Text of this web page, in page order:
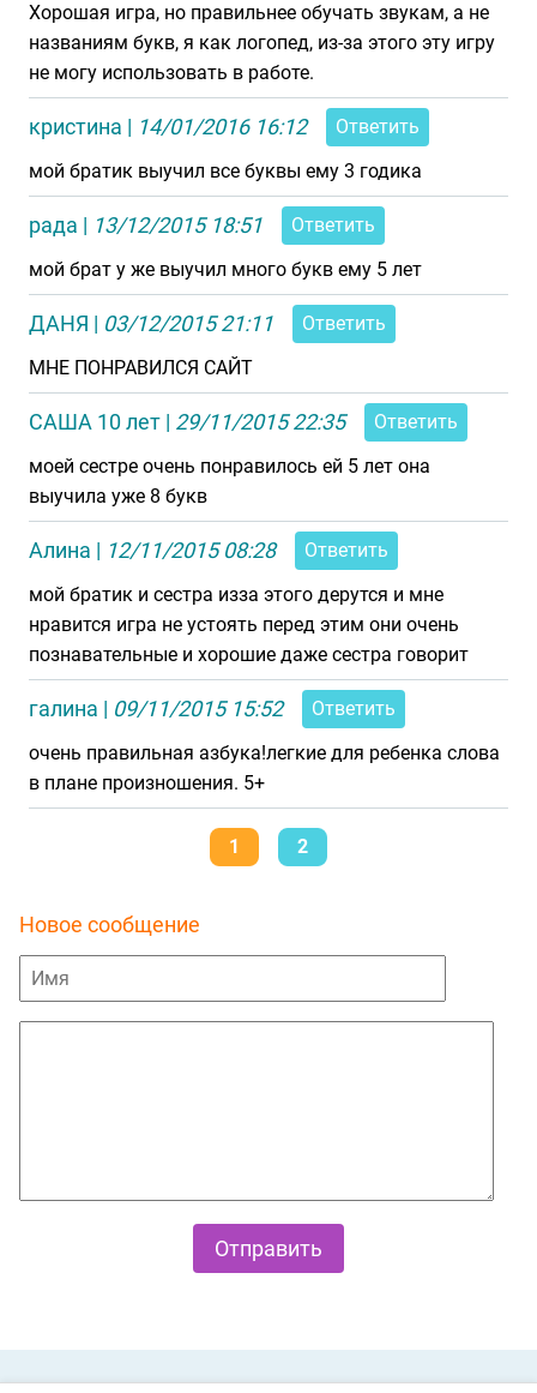
Хорошая игра, но правильнее обучать звукам, а не
названиям букв, я как логопед, из-за этого эту игру
не могу использовать в работе.
кристина | 14/01/2016 16:12
Ответить
мой братик выучил все буквы ему 3 годика
рада | 13/12/2015 18:51
Ответить
мой брат у же выучил много букв ему 5 лет
ДАНЯ | 03/12/2015 21:11
Ответить
МНЕ ПОНРАВИЛСЯ САЙТ
САША 10 лет | 29/11/2015 22:35
Ответить
моей сестре очень понравилось ей 5 лет она
выучила уже 8 букв
Алина | 12/11/2015 08:28
Ответить
мой братик и сестра изза этого дерутся и мне
нравится игра не устоять перед этим они очень
познавательные и хорошие даже сестра говорит
галина | 09/11/2015 15:52
Ответить
очень правильная азбука!легкие для ребенка слова
в плане произношения. 5+
1 2
Новое сообщение